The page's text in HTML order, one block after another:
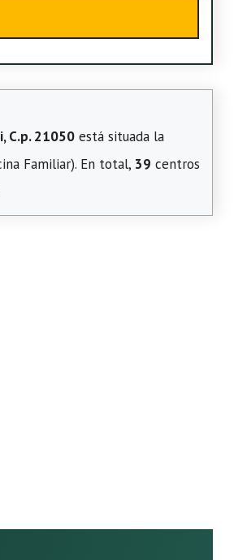
C.p. 21050 está situada la
Familiar). En total, 39 centros